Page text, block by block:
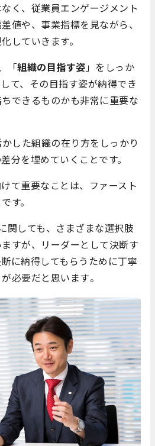
く、従業員エンゲージメント
値や、事業指標を見ながら、
していきます。
「組織の目指す姿」をしっか
て、その目指す姿が納得でき
できるものかも非常に重要な
した組織の在り方をしっかり
分を埋めていくことです。
て重要なことは、ファースト
す。
関しても、さまざまな選択肢
すが、リーダーとして決断す
に納得してもらうために丁寧
必要だと思います。